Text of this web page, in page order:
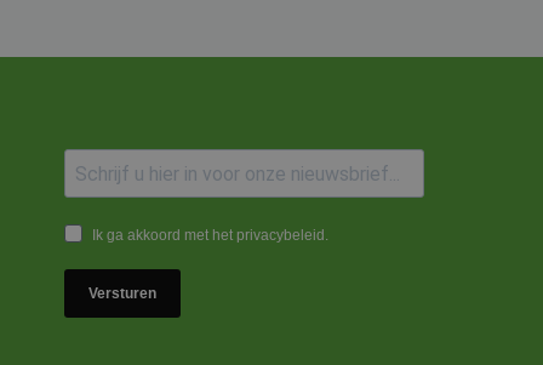
Ik ga akkoord met het privacybeleid.
Versturen